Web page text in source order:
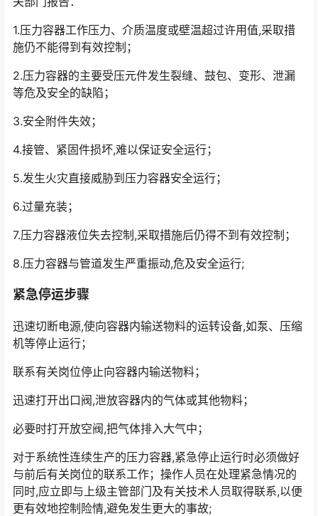
1.压力容器工作压力、介质温度或壁温超过许用值,采取措
施仍不能得到有效控制；
2.压力容器的主要受压元件发生裂缝、鼓包、变形、泄漏
等危及安全的缺陷；
3.安全附件失效；
4.接管、紧固件损坏,难以保证安全运行；
5.发生火灾直接威胁到压力容器安全运行；
6.过量充装；
7.压力容器液位失去控制,采取措施后仍得不到有效控制；
8.压力容器与管道发生严重振动,危及安全运行;
紧急停运步骤
迅速切断电源,使向容器内输送物料的运转设备,如泵、压缩
机等停止运行；
联系有关岗位停止向容器内输送物料；
迅速打开出口阀,泄放容器内的气体或其他物料；
必要时打开放空阀,把气体排入大气中；
对于系统性连续生产的压力容器,紧急停止运行时必须做好
与前后有关岗位的联系工作；操作人员在处理紧急情况的
同时,应立即与上级主管部门及有关技术人员取得联系,以便
更有效地控制险情,避免发生更大的事故;